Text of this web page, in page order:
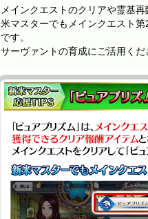
メインクエストのクリアや霊基
米マスターでもメインクエスト
です。
サーヴァントの育成にご活用くだ